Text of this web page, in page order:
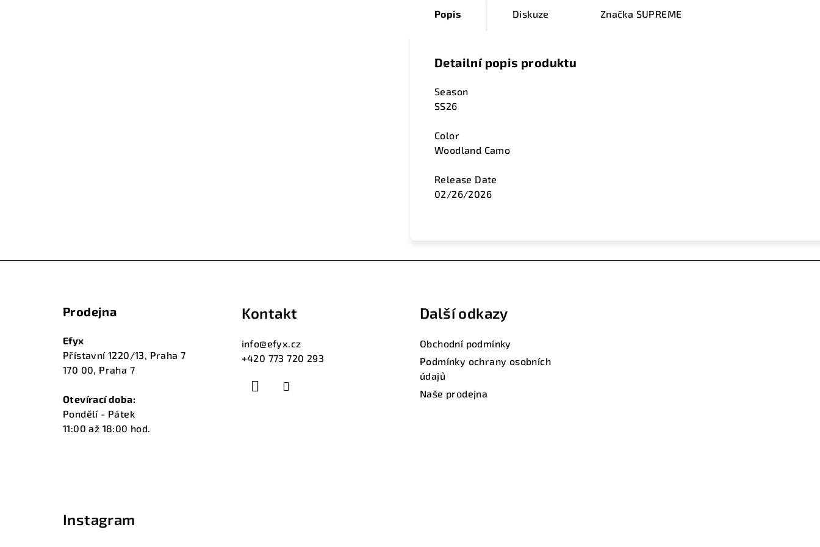
Popis Diskuze Značka SUPREME
Detailní popis produktu
Season
SS26
Color
Woodland Camo
Release Date
02/26/2026
Prodejna
Efyx
Přístavní 1220/13, Praha 7
170 00, Praha 7
Otevírací doba:
Pondělí - Pátek
11:00 až 18:00 hod.
Kontakt
info@efyx.cz
+420 773 720 293
Další odkazy
Obchodní podmínky
Podmínky ochrany osobních
údajů
Naše prodejna
Instagram